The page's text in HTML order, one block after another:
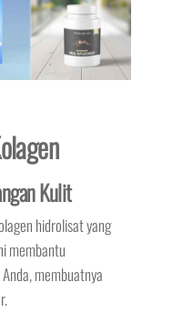
Kulit
hidrolisat yang
membantu
membuatnya